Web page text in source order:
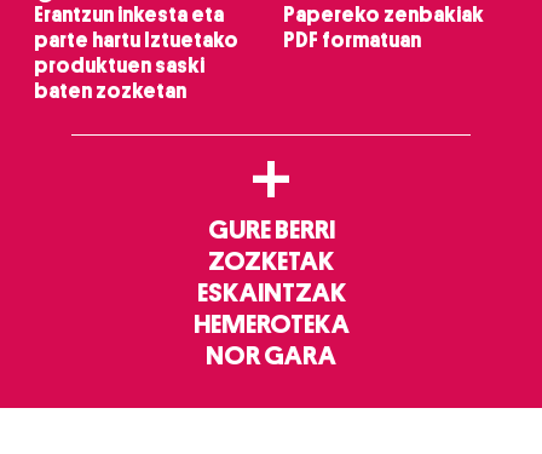
Erantzun inkesta eta
parte hartu Iztuetako
produktuen saski
baten zozketan
Papereko zenbakiak
PDF formatuan
+
GURE BERRI
ZOZKETAK
ESKAINTZAK
HEMEROTEKA
NOR GARA